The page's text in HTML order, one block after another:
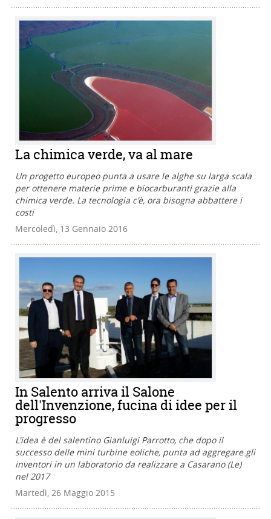
La chimica verde, va al mare
Un progetto europeo punta a usare le alghe su larga scala
per ottenere materie prime e biocarburanti grazie alla
chimica verde. La tecnologia c'è, ora bisogna abbattere i
costi
Mercoledì, 13 Gennaio 2016
In Salento arriva il Salone
dell'Invenzione, fucina di idee per il
progresso
L'idea è del salentino Gianluigi Parrotto, che dopo il
successo delle mini turbine eoliche, punta ad aggregare gli
inventori in un laboratorio da realizzare a Casarano (Le)
nel 2017
Martedì, 26 Maggio 2015